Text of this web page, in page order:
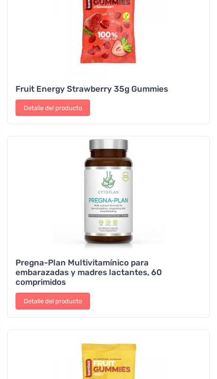
Fruit Energy Strawberry 35g Gummies
Detalle del producto
Pregna-Plan Multivitamínico para
embarazadas y madres lactantes, 60
comprimidos
Detalle del producto